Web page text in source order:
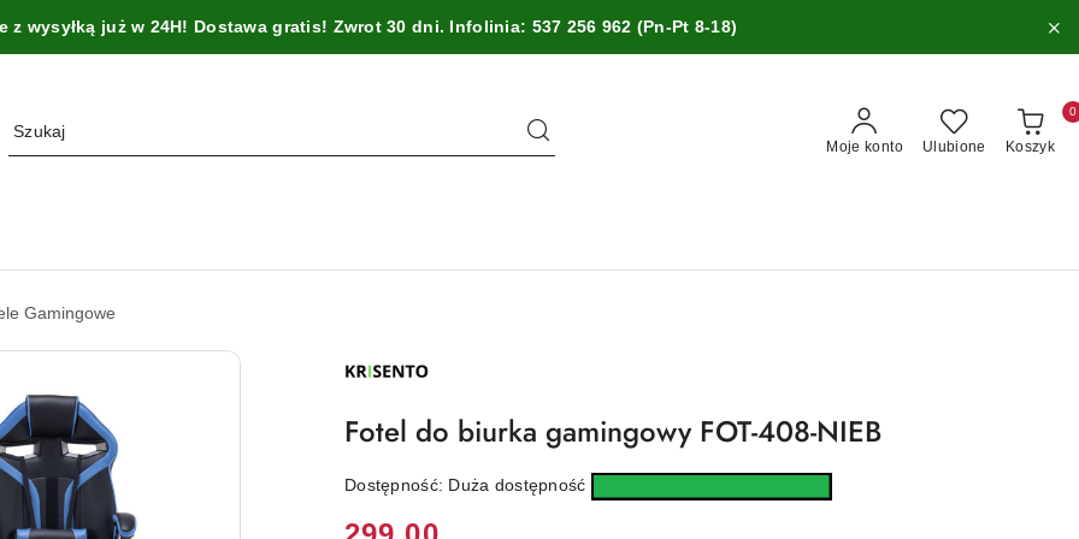
z wysyłką już w 24H! Dostawa gratis! Zwrot 30 dni. Infolinia: 537 256 962 (Pn-Pt 8-18)
Moje konto Ulubione Koszyk
0
Gamingowe
PRODUCENTA:
Fotel do biurka gamingowy FOT-408-NIEB
Dostępność: Duża dostępność
Cena: